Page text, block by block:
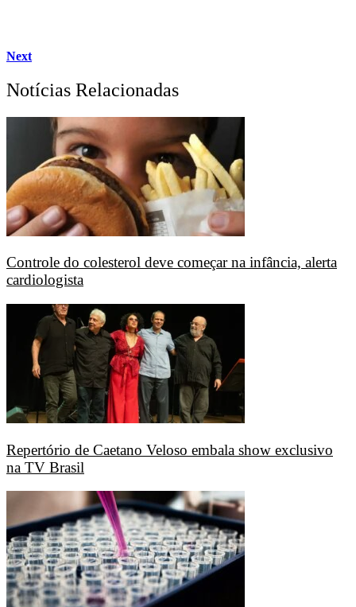
Next
Notícias Relacionadas
Controle do colesterol deve começar na infância, alerta
cardiologista
Repertório de Caetano Veloso embala show exclusivo
na TV Brasil